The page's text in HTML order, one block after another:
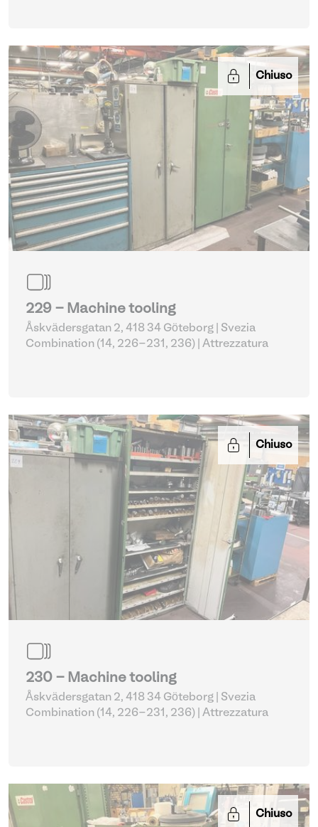
Chiuso
229 - Machine tooling
Åskvädersgatan 2, 418 34 Göteborg | Svezia
Combination (14, 226-231, 236)
| Attrezzatura
Chiuso
230 - Machine tooling
Åskvädersgatan 2, 418 34 Göteborg | Svezia
Combination (14, 226-231, 236)
| Attrezzatura
Chiuso